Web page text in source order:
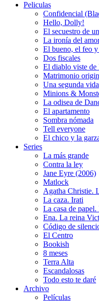
Peliculas
Confidencial
Hello, Dolly!
El secuestro de
La ironía del
El bueno, el feo
Dos fiscales
El diablo viste de
Matrimonio
Una segunda vida
Minions &
La odisea de
El apartamento
Sombra nómada
Tell everyone
El chico y la
Series
La más grande
Contra la ley
Jane Eyre (2006)
Matlock
Agatha Christie.
La caza. Irati
La casa de
Ena. La reina
Código de
El Centro
Bookish
8 meses
Terra Alta
Escandalosas
Todo esto te daré
Archivo
Películas